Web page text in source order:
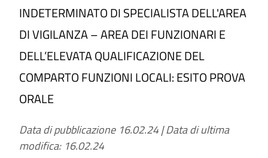
PULISCI
INDETERMINATO DI SPECIALISTA DELL'AREA
DI VIGILANZA – AREA DEI FUNZIONARI E
DELL’ELEVATA QUALIFICAZIONE DEL
COMPARTO FUNZIONI LOCALI: ESITO PROVA
ORALE
Data di pubblicazione 16.02.24|Data di ultima
modifica: 16.02.24